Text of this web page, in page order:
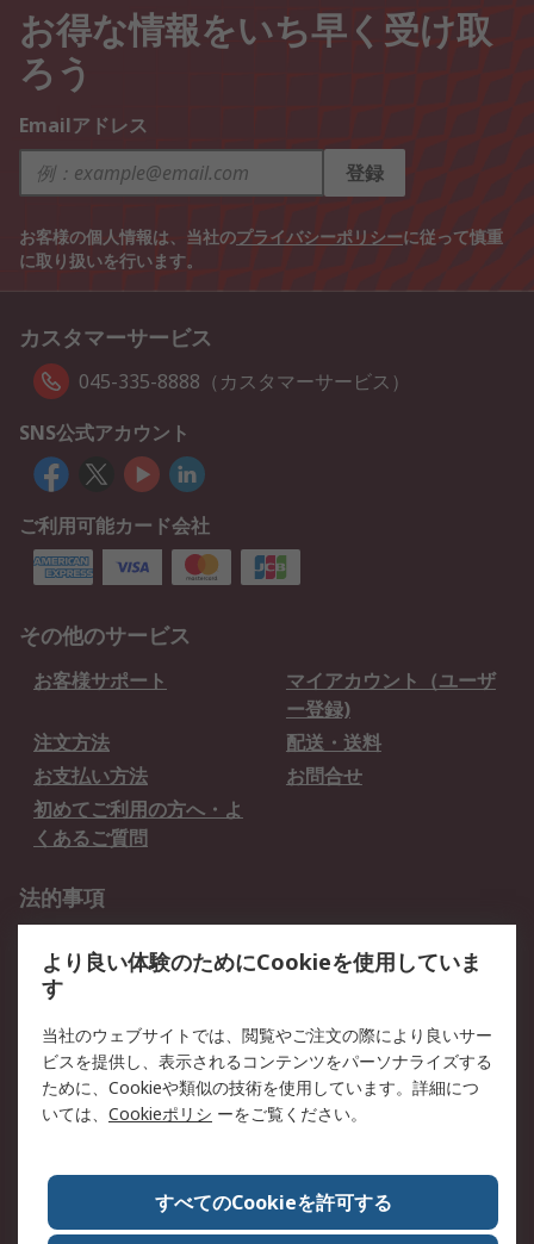
お得な情報をいち早く受け取
ろう
Emailアドレス
登録
お客様の個人情報は、当社のプライバシーポリシーに従って慎重
に取り扱いを行います。
カスタマーサービス
045-335-8888（カスタマーサービス）
SNS公式アカウント
ご利用可能カード会社
その他のサービス
お客様サポート
マイアカウント（ユーザ
ー登録)
注文方法
配送・送料
お支払い方法
お問合せ
初めてご利用の方へ・よ
くあるご質問
法的事項
クッキーポリシー
RSについて
会社概要
採用情報
プレスリリース＆お知ら
コーポレートサイト
全世界のRS
RSの歴史
ESGへの取り組み（英語）
認証について
より良い体験のためにCookieを使用していま
す
当社のウェブサイトでは、閲覧やご注文の際により良いサー
ビスを提供し、表示されるコンテンツをパーソナライズする
ために、Cookieや類似の技術を使用しています。詳細につ
いては、 Cookieポリシ ーをご覧ください。
すべてのCookieを許可する